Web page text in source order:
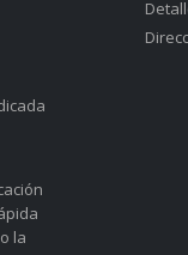
la